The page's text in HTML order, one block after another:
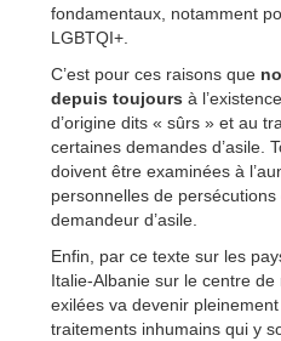
fondamentaux, notamment
LGBTQI+.
C’est pour ces raisons que
depuis toujours à
d’origine dits « sûrs » et au
certaines demandes d’asile.
doivent être examinées à
personnelles de
demandeur d’asile.
Enfin, par ce texte sur les
Italie-Albanie sur le centre
exilées va devenir
traitements inhumains qui y